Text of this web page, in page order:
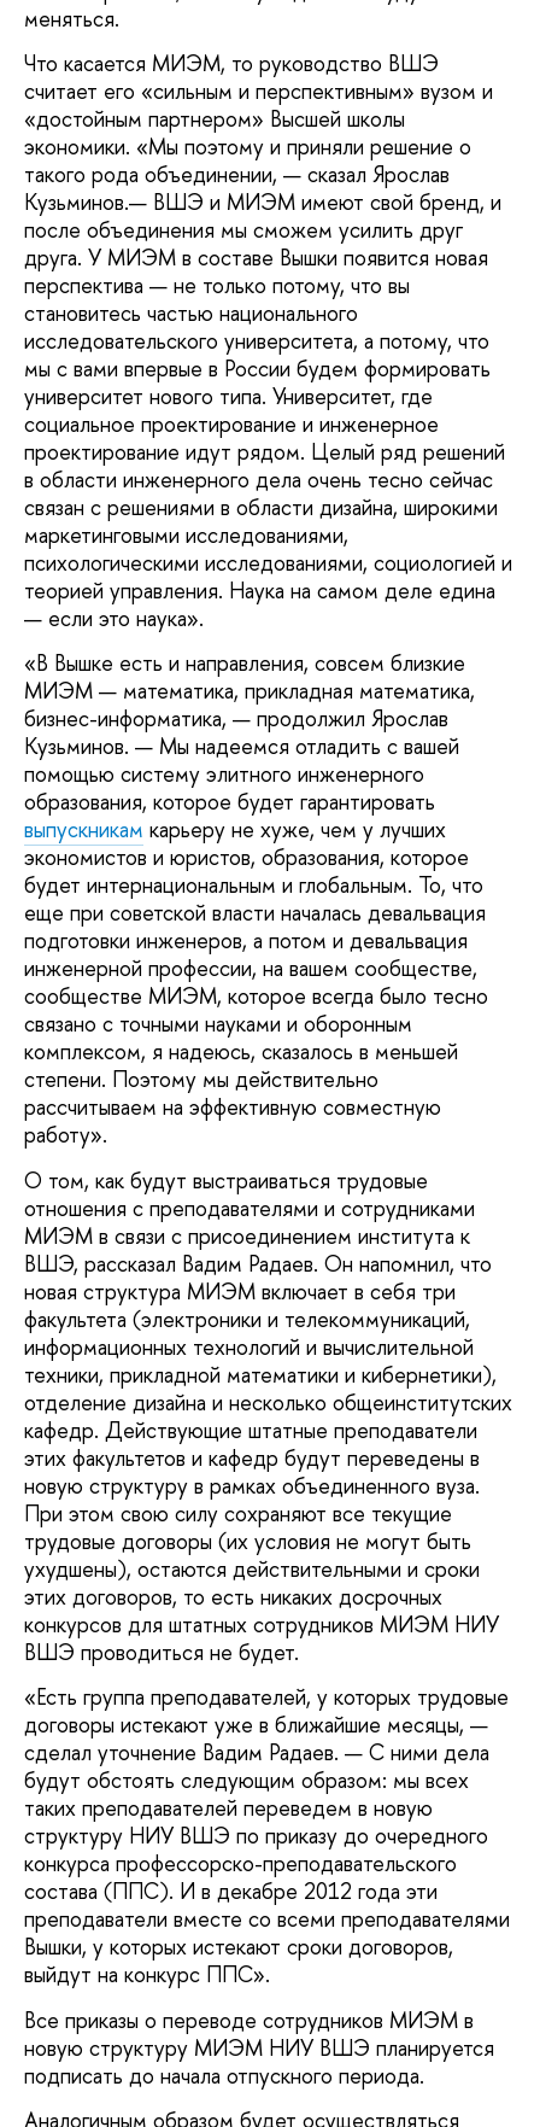
меняться.
Что касается МИЭМ, то руководство ВШЭ
считает его «сильным и перспективным» вузом и
«достойным партнером» Высшей школы
экономики. «Мы поэтому и приняли решение о
такого рода объединении, — сказал Ярослав
Кузьминов.— ВШЭ и МИЭМ имеют свой бренд, и
после объединения мы сможем усилить друг
друга. У МИЭМ в составе Вышки появится новая
перспектива — не только потому, что вы
становитесь частью национального
исследовательского университета, а потому, что
мы с вами впервые в России будем формировать
университет нового типа. Университет, где
социальное проектирование и инженерное
проектирование идут рядом. Целый ряд решений
в области инженерного дела очень тесно сейчас
связан с решениями в области дизайна, широкими
маркетинговыми исследованиями,
психологическими исследованиями, социологией и
теорией управления. Наука на самом деле едина
— если это наука».
«В Вышке есть и направления, совсем близкие
МИЭМ — математика, прикладная математика,
бизнес-информатика, — продолжил Ярослав
Кузьминов. — Мы надеемся отладить с вашей
помощью систему элитного инженерного
образования, которое будет гарантировать
выпускникам карьеру не хуже, чем у лучших
экономистов и юристов, образования, которое
будет интернациональным и глобальным. То, что
еще при советской власти началась девальвация
подготовки инженеров, а потом и девальвация
инженерной профессии, на вашем сообществе,
сообществе МИЭМ, которое всегда было тесно
связано с точными науками и оборонным
комплексом, я надеюсь, сказалось в меньшей
степени. Поэтому мы действительно
рассчитываем на эффективную совместную
работу».
О том, как будут выстраиваться трудовые
отношения с преподавателями и сотрудниками
МИЭМ в связи с присоединением института к
ВШЭ, рассказал Вадим Радаев. Он напомнил, что
новая структура МИЭМ включает в себя три
факультета (электроники и телекоммуникаций,
информационных технологий и вычислительной
техники, прикладной математики и кибернетики),
отделение дизайна и несколько общеинститутских
кафедр. Действующие штатные преподаватели
этих факультетов и кафедр будут переведены в
новую структуру в рамках объединенного вуза.
При этом свою силу сохраняют все текущие
трудовые договоры (их условия не могут быть
ухудшены), остаются действительными и сроки
этих договоров, то есть никаких досрочных
конкурсов для штатных сотрудников МИЭМ НИУ
ВШЭ проводиться не будет.
«Есть группа преподавателей, у которых трудовые
договоры истекают уже в ближайшие месяцы, —
сделал уточнение Вадим Радаев. — С ними дела
будут обстоять следующим образом: мы всех
таких преподавателей переведем в новую
структуру НИУ ВШЭ по приказу до очередного
конкурса профессорско-преподавательского
состава (ППС). И в декабре 2012 года эти
преподаватели вместе со всеми преподавателями
Вышки, у которых истекают сроки договоров,
выйдут на конкурс ППС».
Все приказы о переводе сотрудников МИЭМ в
новую структуру МИЭМ НИУ ВШЭ планируется
подписать до начала отпускного периода.
Аналогичным образом будет осуществляться